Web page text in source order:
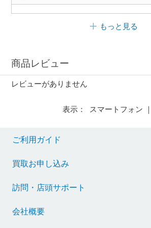
もっと見る
商品レビュー
レビューがありません
表示： スマートフォン ｜
ご利用ガイド
買取お申し込み
訪問・店頭サポート
会社概要